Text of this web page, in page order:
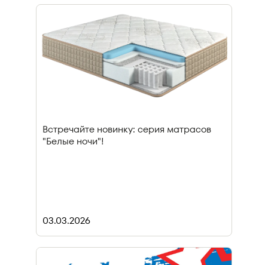
Встречайте новинку: серия матрасов
"Белые ночи"!
03.03.2026